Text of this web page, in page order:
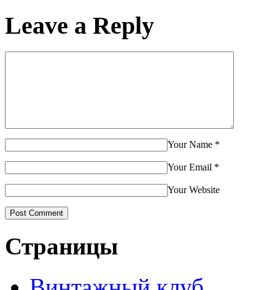
Leave a Reply
Your Name *
Your Email *
Your Website
Страницы